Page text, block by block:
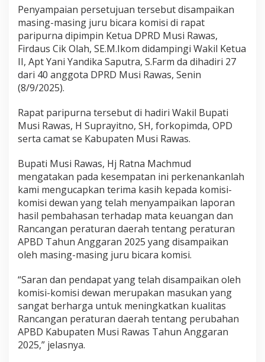
a
u
r
a
n
D
a
a
h
e
t
a
n
P
e
r
u
b
a
a
n
A
P
D
Penyampaian persetujuan tersebut disampaikan
masing-masing juru bicara komisi di rapat
paripurna dipimpin Ketua DPRD Musi Rawas,
Firdaus Cik Olah, SE.M.Ikom didampingi Wakil Ketua
II, Apt Yani Yandika Saputra, S.Farm da dihadiri 27
dari 40 anggota DPRD Musi Rawas, Senin
(8/9/2025).
Rapat paripurna tersebut di hadiri Wakil Bupati
Musi Rawas, H Suprayitno, SH, forkopimda, OPD
serta camat se Kabupaten Musi Rawas.
Bupati Musi Rawas, Hj Ratna Machmud
mengatakan pada kesempatan ini perkenankanlah
kami mengucapkan terima kasih kepada komisi-
komisi dewan yang telah menyampaikan laporan
hasil pembahasan terhadap mata keuangan dan
Rancangan peraturan daerah tentang peraturan
APBD Tahun Anggaran 2025 yang disampaikan
oleh masing-masing juru bicara komisi.
“Saran dan pendapat yang telah disampaikan oleh
komisi-komisi dewan merupakan masukan yang
sangat berharga untuk meningkatkan kualitas
Rancangan peraturan daerah tentang perubahan
APBD Kabupaten Musi Rawas Tahun Anggaran
2025,” jelasnya.